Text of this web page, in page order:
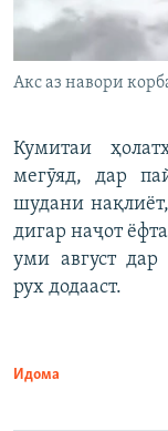
Акс аз навори
Кумитаи
мегӯяд, дар
шудани
дигар наҷот
уми август дар
рух додааст.
Идома